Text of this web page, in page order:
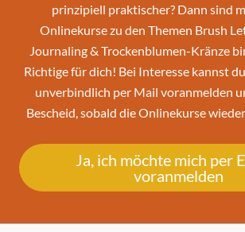
prinzipiell praktischer? Dann sind
Onlinekurse zu den Themen Brush
Journaling & Trockenblumen-Kränze
Richtige für dich! Bei Interesse kannst
unverbindlich per Mail voranmelden
Bescheid, sobald die Onlinekurse
Ja, ich möchte mich per
voranmelden